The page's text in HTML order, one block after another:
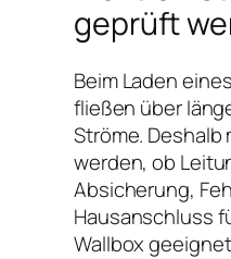
geprüft
Beim Laden
fließen über
Ströme.
werden, ob
Absicherung,
Hausanschluss
Wallbox